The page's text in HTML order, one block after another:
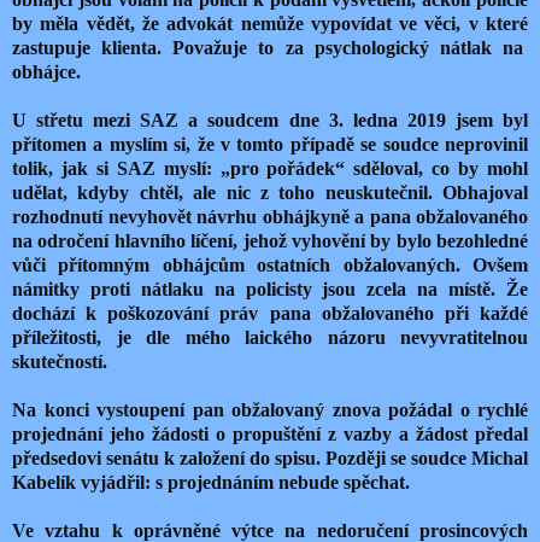
by měla vědět, že advokát nemůže vypovídat ve věci, v které
zastupuje klienta. Považuje to za psychologický nátlak na
obhájce.
U střetu mezi SAZ a soudcem dne 3. ledna 2019 jsem byl
přítomen a myslím si, že v tomto případě se soudce neprovinil
tolik, jak si SAZ myslí: „pro pořádek“ sděloval, co by mohl
udělat, kdyby chtěl, ale nic z toho neuskutečnil. Obhajoval
rozhodnutí nevyhovět návrhu obhájkyně a pana obžalovaného
na odročení hlavního líčení, jehož vyhovění by bylo bezohledné
vůči přítomným obhájcům ostatních obžalovaných. Ovšem
námitky proti nátlaku na policisty jsou zcela na místě. Že
dochází k poškozování práv pana obžalovaného při každé
příležitosti, je dle mého laického názoru nevyvratitelnou
skutečností.
Na konci vystoupení pan obžalovaný znova požádal o rychlé
projednání jeho žádosti o propuštění z vazby a žádost předal
předsedovi senátu k založení do spisu. Později se soudce Michal
Kabelík vyjádřil: s projednáním nebude spěchat.
Ve vztahu k oprávněné výtce na nedoručení prosincových